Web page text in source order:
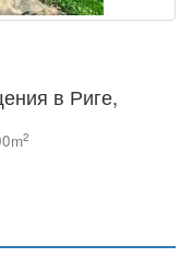
в Риге,
2